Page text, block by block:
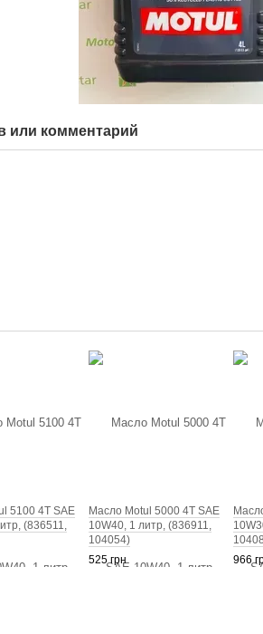
или комментарий
5100 4T SAE
(836511,
Масло Motul 5000 4T SAE
10W40, 1 литр, (836911,
104054)
525 грн
966